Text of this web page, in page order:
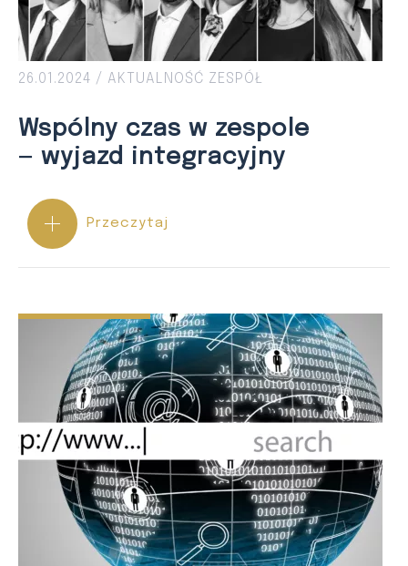
26.01.2024 / AKTUALNOŚĆ ZESPÓŁ
Wspólny czas w zespole
— wyjazd integracyjny
Przeczytaj